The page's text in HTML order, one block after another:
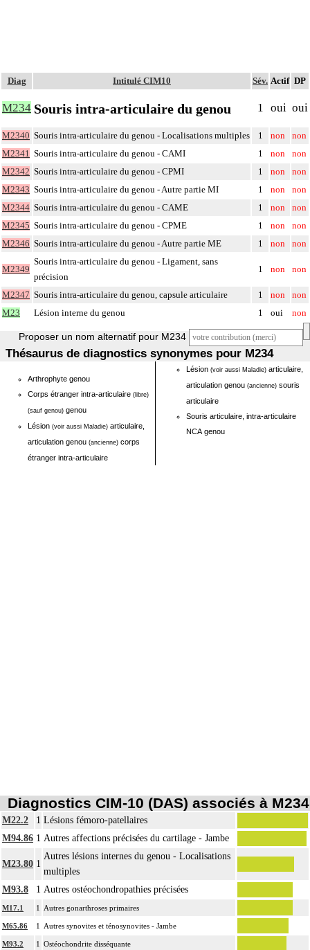
Diag Intitulé CIM10 Sév. Actif DP
M234 Souris intra-articulaire du genou 1 oui oui
M2340 Souris intra-articulaire du genou - Localisations multiples 1 non
non
M2341 Souris intra-articulaire du genou - CAMI 1 non
non
M2342 Souris intra-articulaire du genou - CPMI 1 non
non
M2343 Souris intra-articulaire du genou - Autre partie MI 1 non
non
M2344 Souris intra-articulaire du genou - CAME 1 non
non
M2345 Souris intra-articulaire du genou - CPME 1 non
non
M2346 Souris intra-articulaire du genou - Autre partie ME 1 non non
M2349
Souris intra-articulaire du genou - Ligament, sans
précision
1 non non
M2347 Souris intra-articulaire du genou, capsule articulaire 1 non
non
M23
Lésion interne du genou 1 oui non
Proposer un nom alternatif pour M234
Thésaurus de diagnostics synonymes pour M234
Arthrophyte genou
Corps étranger intra-articulaire (libre)
(sauf genou) genou
Lésion (voir aussi Maladie) articulaire,
articulation genou (ancienne) corps
étranger intra-articulaire
Lésion (voir aussi Maladie) articulaire,
articulation genou (ancienne) souris
articulaire
Souris articulaire, intra-articulaire
NCA genou
Diagnostics CIM-10 (DAS) associés à M234
M22.2 1 Lésions fémoro-patellaires
M94.86 1 Autres affections précisées du cartilage - Jambe
M23.80 1
Autres lésions internes du genou - Localisations
multiples
M93.8
1 Autres ostéochondropathies précisées
M17.1 1 Autres gonarthroses primaires
M65.86 1 Autres synovites et ténosynovites - Jambe
M93.2 1 Ostéochondrite disséquante